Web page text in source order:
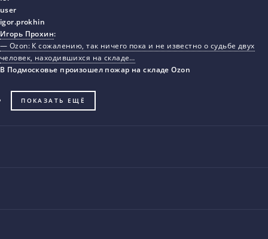
Игорь Прохин:
— Ozon: К сожалению, так ничего пока и не известно о судьбе двух
человек, находившихся на складе…
В Подмосковье произошел пожар на складе Ozon
ПОКАЗАТЬ ЕЩЁ